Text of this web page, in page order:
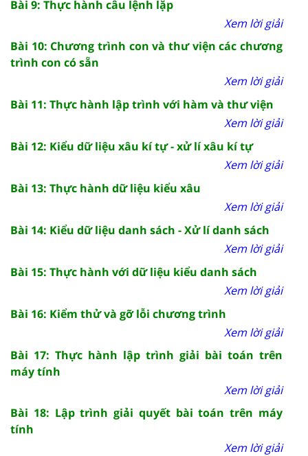
Bài 9: Thực hành câu lệnh lặp
Xem lời giải
Bài 10: Chương trình con và thư viện các chương
trình con có sẵn
Xem lời giải
Bài 11: Thực hành lập trình với hàm và thư viện
Xem lời giải
Bài 12: Kiểu dữ liệu xâu kí tự - xử lí xâu kí tự
Xem lời giải
Bài 13: Thực hành dữ liệu kiểu xâu
Xem lời giải
Bài 14: Kiểu dữ liệu danh sách - Xử lí danh sách
Xem lời giải
Bài 15: Thực hành với dữ liệu kiểu danh sách
Xem lời giải
Bài 16: Kiểm thử và gỡ lỗi chương trình
Xem lời giải
Bài 17: Thực hành lập trình giải bài toán trên
máy tính
Xem lời giải
Bài 18: Lập trình giải quyết bài toán trên máy
tính
Xem lời giải